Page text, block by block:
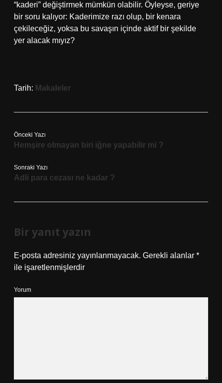
“kaderi” değiştirmek mümkün olabilir. Öyleyse, geriye
bir soru kalıyor: Kaderimize razı olup, bir kenara
çekileceğiz, yoksa bu savaşın içinde aktif bir şekilde
yer alacak mıyız?
Tarih: Makaleler
Önceki Yazı
Hemşire olmayan biri iğne yapabilir mi ?
Sonraki Yazı
Adli para cezası ne kadar ?
Bir yanıt yazın
E-posta adresiniz yayınlanmayacak. Gerekli alanlar *
ile işaretlenmişlerdir
Yorum